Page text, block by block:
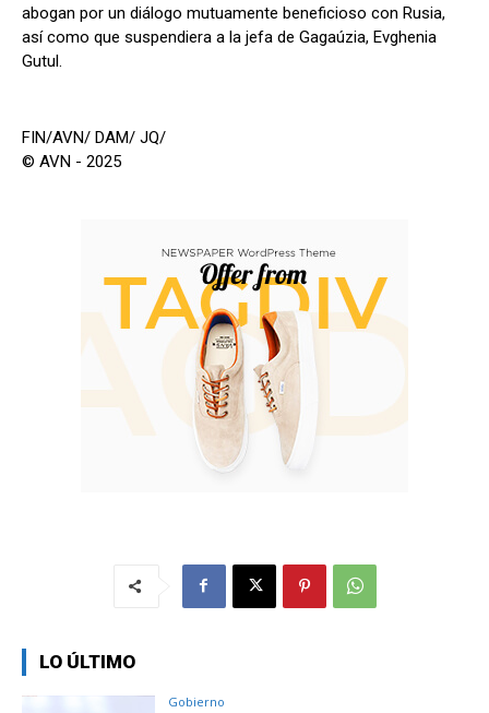
abogan por un diálogo mutuamente beneficioso con Rusia,
así como que suspendiera a la jefa de Gagaúzia, Evghenia
Gutul.
FIN/AVN/ DAM/ JQ/
© AVN - 2025
LO ÚLTIMO
Gobierno